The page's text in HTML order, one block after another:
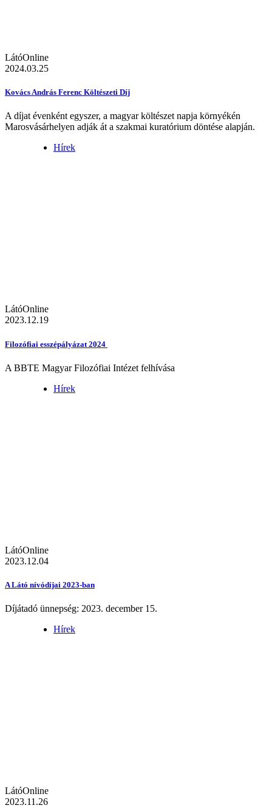
LátóOnline
2024.03.25
Kovács András Ferenc Költészeti Díj
A díjat évenként egyszer, a magyar költészet napja környékén
Marosvásárhelyen adják át a szakmai kuratórium döntése alapján.
Hírek
LátóOnline
2023.12.19
Filozófiai esszépályázat 2024
A BBTE Magyar Filozófiai Intézet felhívása
Hírek
LátóOnline
2023.12.04
A Látó nívódíjai 2023-ban
Díjátadó ünnepség: 2023. december 15.
Hírek
LátóOnline
2023.11.26